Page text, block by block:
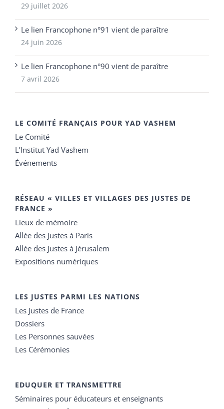
29 juillet 2026
Le lien Francophone n°91 vient de paraître
24 juin 2026
Le lien Francophone n°90 vient de paraître
7 avril 2026
LE COMITÉ FRANÇAIS POUR YAD VASHEM
Le Comité
L’Institut Yad Vashem
Événements
RÉSEAU « VILLES ET VILLAGES DES JUSTES DE
FRANCE »
Lieux de mémoire
Allée des Justes à Paris
Allée des Justes à Jérusalem
Expositions numériques
LES JUSTES PARMI LES NATIONS
Les Justes de France
Dossiers
Les Personnes sauvées
Les Cérémonies
EDUQUER ET TRANSMETTRE
Séminaires pour éducateurs et enseignants